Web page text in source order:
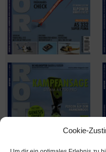
Cookie-